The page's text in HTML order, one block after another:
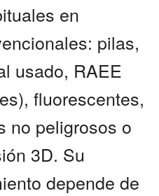
en
pilas,
usado, RAEE
fluorescentes,
no peligrosos o
3D. Su
depende de